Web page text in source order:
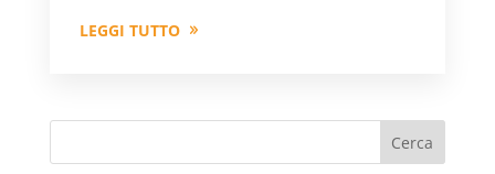
LEGGI TUTTO
Cerca